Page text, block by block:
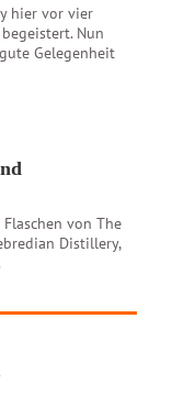
hier vor vier
Nun
Gelegenheit
von The
Distillery,